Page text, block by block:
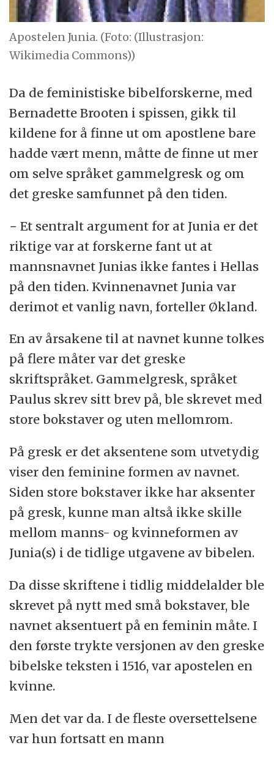
Apostelen Junia. (Foto: (Illustrasjon:
Wikimedia Commons))
Da de feministiske bibelforskerne, med
Bernadette Brooten i spissen, gikk til
kildene for å finne ut om apostlene bare
hadde vært menn, måtte de finne ut mer
om selve språket gammelgresk og om
det greske samfunnet på den tiden.
− Et sentralt argument for at Junia er det
riktige var at forskerne fant ut at
mannsnavnet Junias ikke fantes i Hellas
på den tiden. Kvinnenavnet Junia var
derimot et vanlig navn, forteller Økland.
En av årsakene til at navnet kunne tolkes
på flere måter var det greske
skriftspråket. Gammelgresk, språket
Paulus skrev sitt brev på, ble skrevet med
store bokstaver og uten mellomrom.
På gresk er det aksentene som utvetydig
viser den feminine formen av navnet.
Siden store bokstaver ikke har aksenter
på gresk, kunne man altså ikke skille
mellom manns- og kvinneformen av
Junia(s) i de tidlige utgavene av bibelen.
Da disse skriftene i tidlig middelalder ble
skrevet på nytt med små bokstaver, ble
navnet aksentuert på en feminin måte. I
den første trykte versjonen av den greske
bibelske teksten i 1516, var apostelen en
kvinne.
Men det var da. I de fleste oversettelsene
var hun fortsatt en mann